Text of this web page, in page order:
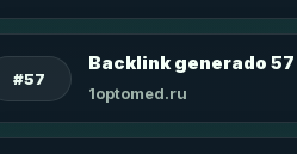
#57
Backlink generado 57
1optomed.ru